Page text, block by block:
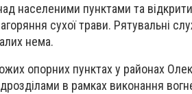
населеними пунктами та
сухої трави. Рятувальні
нема.
опорних пунктах у районах
в рамках виконання